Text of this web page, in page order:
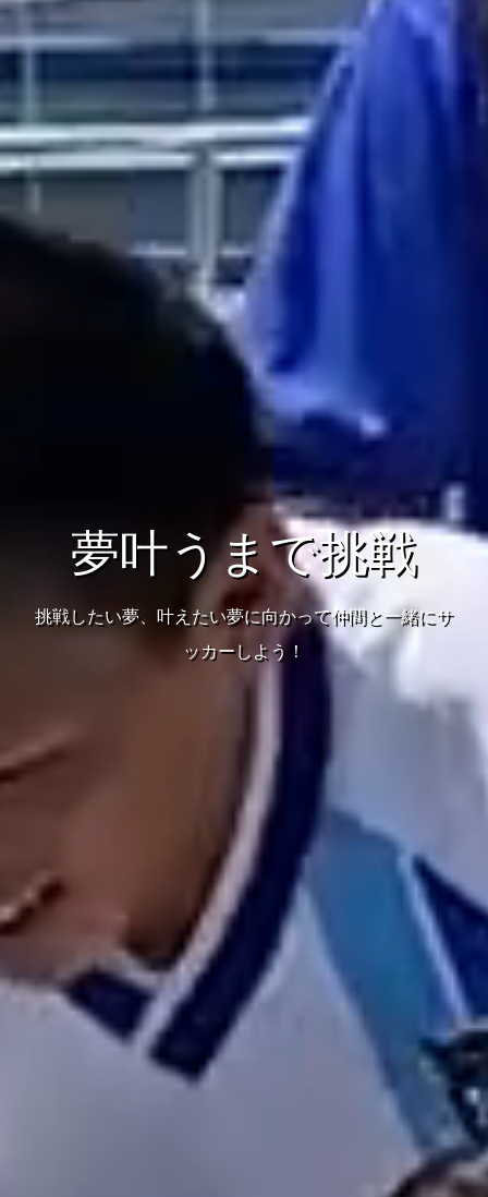
夢叶うまで挑戦
挑戦したい夢、叶えたい夢に向かって仲間と一緒にサ
ッカーしよう！